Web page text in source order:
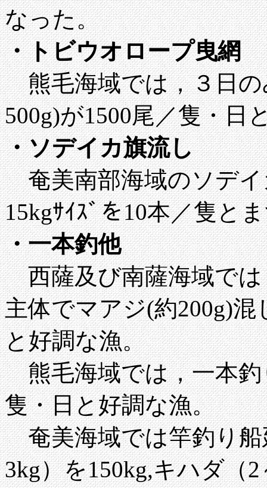
なった。
・トビウオロープ曳網
熊毛海域では，３日の
500g)が1500尾／隻・日
・ソデイカ旗流し
奄美南部海域のソデ
15kgｻｲｽﾞを10本／隻と
・一本釣他
西薩及び南薩海域で
主体でマアジ(約200g)
と好調な漁。
熊毛海域では，一本釣
隻・日と好調な漁。
奄美海域では竿釣り船
3kg）を150kg,キハダ（